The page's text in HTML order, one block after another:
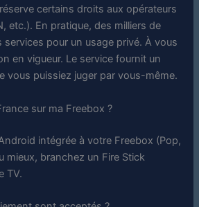
certains droits aux opérateurs
etc.). En pratique, des milliers de
services pour un usage privé. À vous
en vigueur. Le service fournit un
vous puissiez juger par vous-même.
sur ma Freebox ?
intégrée à votre Freebox (Pop,
mieux, branchez un Fire Stick
TV.